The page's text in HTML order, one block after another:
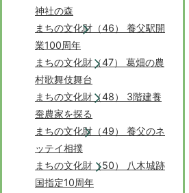
神社の森
まちの文化財（46） 養父駅開
業100周年
まちの文化財（47） 葛畑の農
村歌舞伎舞台
まちの文化財（48） 3階建養
蚕農家を探る
まちの文化財（49） 養父のネ
ッテイ相撲
まちの文化財（50） 八木城跡
国指定10周年